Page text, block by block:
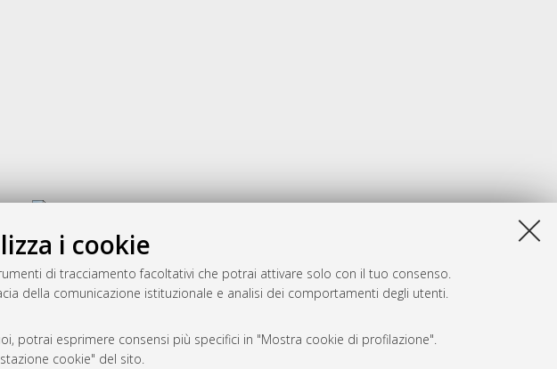
i cookie
di tracciamento facoltativi che potrai attivare solo con il tuo consenso.
della comunicazione istituzionale e analisi dei comportamenti degli utenti.
potrai esprimere consensi più specifici in "Mostra cookie di profilazione".
cookie" del sito.